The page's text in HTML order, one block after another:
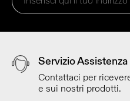
Servizio Assistenza
Contattaci per
e sui nostri prodotti.